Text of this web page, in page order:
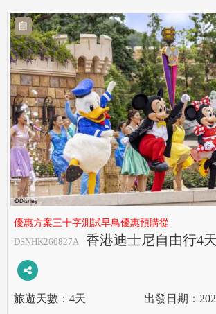
自
優惠方案三十字測試早鳥優惠預購從
DSNHK260827A
香港迪士尼自由行4天
4天